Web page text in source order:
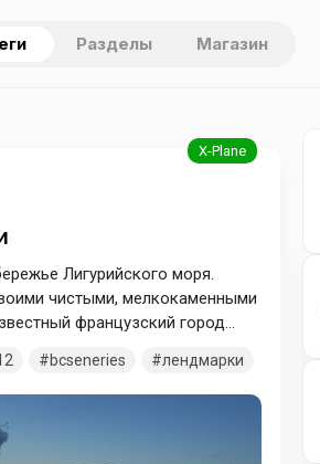
Разделы Магазин
Лигурийского моря.
чистыми, мелкокаменными
французский город
LIQW - Сарзана-Луни.
bcseneries лендмарки